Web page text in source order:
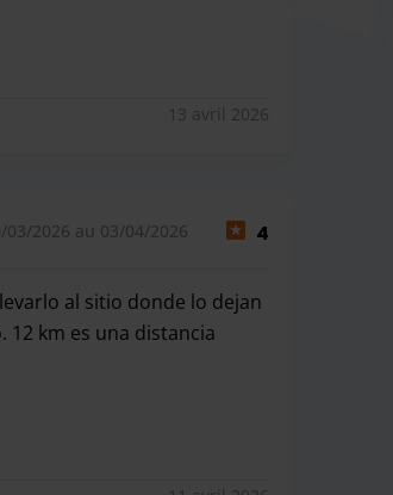
13 avril 2026
03/2026 au 03/04/2026 4
al sitio donde lo dejan
km es una distancia